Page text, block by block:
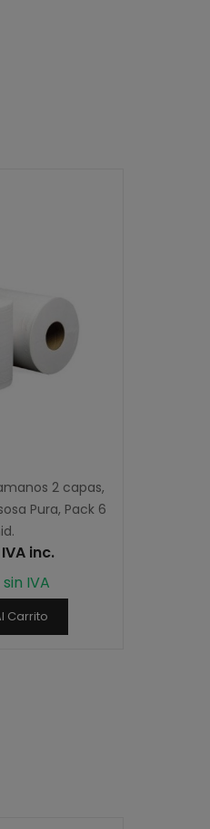
2 capas,
Pura, Pack 6
inc.
IVA
Carrito